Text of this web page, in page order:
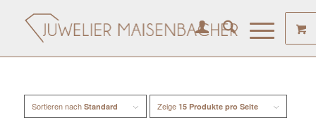
Sortieren nach Standard Zeige 15 Produkte pro Seite